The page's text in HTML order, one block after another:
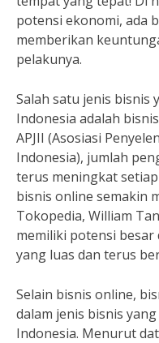
potensi ekonomi, ada
memberikan
pelakunya.
Salah satu jenis bisnis
Indonesia adalah
APJII (Asosiasi
Indonesia), jumlah
terus meningkat
bisnis online semakin
Tokopedia, William
memiliki potensi
yang luas dan terus
Selain bisnis online,
dalam jenis bisnis
Indonesia. Menurut